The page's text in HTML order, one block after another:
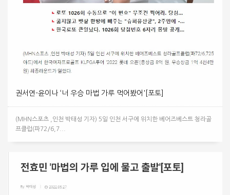
권서연-윤이나 ‘너 우승 마법 가루 먹어봤어'[포토]
(MHN스포츠 ,인천 박태성 기자) 5일 인천 서구에 위치한 베어즈베스트 청라골
프클럽(파72/6,7...